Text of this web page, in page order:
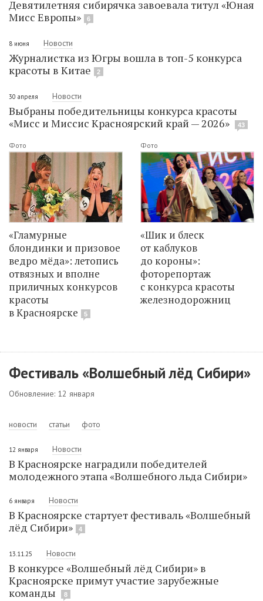
Девятилетняя сибирячка завоевала титул «Юная
Мисс Европы»
6
8 июня Новости
Журналистка из Югры вошла в топ-5 конкурса
красоты в Китае
2
30 апреля Новости
Выбраны победительницы конкурса красоты
«Мисс и Миссис Красноярский край — 2026»
43
Фото
«Гламурные
блондинки и призовое
ведро мёда»: летопись
отвязных и вполне
приличных конкурсов
красоты
в Красноярске
5
Фото
«Шик и блеск
от каблуков
до короны»:
фоторепортаж
с конкурса красоты
железнодорожниц
Фестиваль «Волшебный лёд Сибири»
Обновление: 12 января
новости статьи фото
12 января Новости
В Красноярске наградили победителей
молодежного этапа «Волшебного льда Сибири»
6 января Новости
В Красноярске стартует фестиваль «Волшебный
лёд Сибири»
4
13.11.25 Новости
В конкурсе «Волшебный лёд Сибири» в
Красноярске примут участие зарубежные
команды
8